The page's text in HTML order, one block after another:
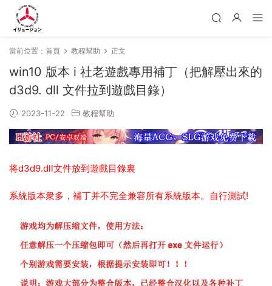
當前位置： 首頁 教程幫助 正文
win10 版本 i 社老遊戲專用補丁（把解壓出來的
d3d9. dll 文件拉到遊戲目錄）
2023-11-22 教程幫助
将d3d9.dll文件放到遊戲目錄裏
系統版本衆多，補丁并不完全兼容所有系統版本。自行測試!